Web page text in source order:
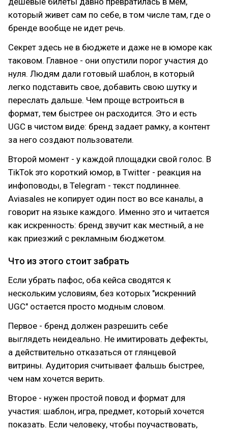
который живет сам по себе, в том числе там, где о
бренде вообще не идет речь.
Секрет здесь не в бюджете и даже не в юморе как
таковом. Главное - они опустили порог участия до
нуля. Людям дали готовый шаблон, в который
легко подставить свое, добавить свою шутку и
переслать дальше. Чем проще встроиться в
формат, тем быстрее он расходится. Это и есть
UGC в чистом виде: бренд задает рамку, а контент
за него создают пользователи.
Второй момент - у каждой площадки свой голос. В
TikTok это короткий юмор, в Twitter - реакция на
инфоповоды, в Telegram - текст подлиннее.
Aviasales не копирует один пост во все каналы, а
говорит на языке каждого. Именно это и читается
как искренность: бренд звучит как местный, а не
как приезжий с рекламным бюджетом.
Что из этого стоит забрать
Если убрать пафос, оба кейса сводятся к
нескольким условиям, без которых "искренний
UGC" остается просто модным словом.
Первое - бренд должен разрешить себе
выглядеть неидеально. Не имитировать дефекты,
а действительно отказаться от глянцевой
витрины. Аудитория считывает фальшь быстрее,
чем нам хочется верить.
Второе - нужен простой повод и формат для
участия: шаблон, игра, предмет, который хочется
показать. Если человеку, чтобы поучаствовать,